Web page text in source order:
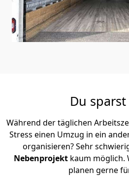
Du
Während der täglichen
Stress einen Umzug in ein
organisieren? Sehr
Nebenprojekt kaum möglich.
planen gerne